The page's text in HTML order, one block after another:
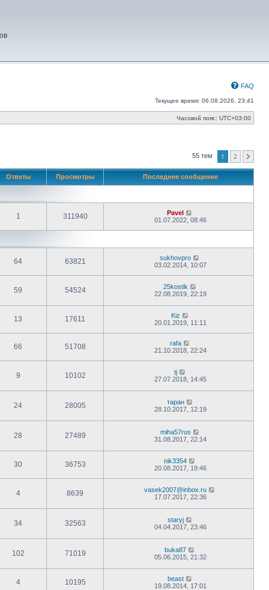
FAQ
Текущее время: 06.08.2026, 23:41
Часовой пояс: UTC+03:00
55 тем 1 2
Ответы Просмотры Последнее сообщение
1 311940
Pavel
01.07.2022, 08:46
64 63821
sukhovpro
03.02.2014, 10:07
59 54524
25kostik
22.08.2019, 22:19
13 17611
Kiz
20.01.2019, 11:11
66 51708
rafa
21.10.2018, 22:24
9 10102
tj
27.07.2018, 14:45
24 28005
таран
28.10.2017, 12:19
28 27489
miha57rus
31.08.2017, 22:14
30 36753
nik3354
20.08.2017, 19:46
4 8639
vasek2007@inbox.ru
17.07.2017, 22:36
34 32563
staryj
04.04.2017, 23:46
102 71019
buka87
05.06.2015, 21:32
4 10195
beast
19.08.2014, 17:01